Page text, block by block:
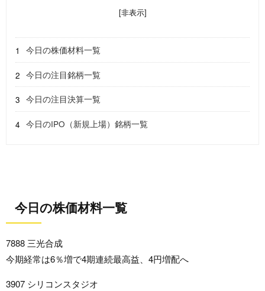
[非表示]
今日の株価材料一覧
今日の注目銘柄一覧
今日の注目決算一覧
今日のIPO（新規上場）銘柄一覧
今日の株価材料一覧
7888 三光合成
今期経常は6％増で4期連続最高益、4円増配へ
3907 シリコンスタジオ